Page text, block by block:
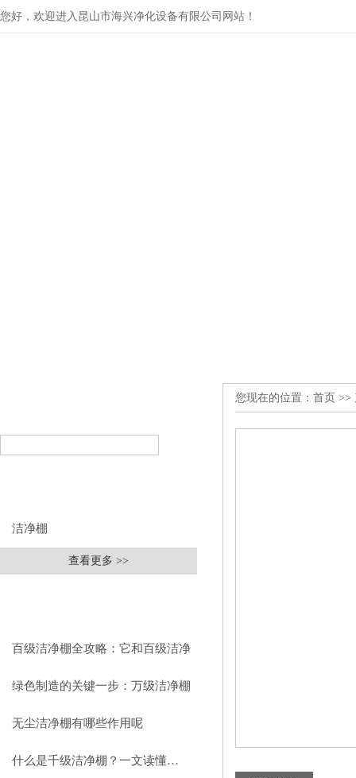
您好，欢迎进入昆山市海兴净化设备有限公司网站！
洁净棚
查看更多 >>
百级洁净棚全攻略：它和百级洁净
室到底有什么区别？
绿色制造的关键一步：万级洁净棚
助力环保型半导体产业发展
无尘洁净棚有哪些作用呢
什么是千级洁净棚？一文读懂其结构特点与局部净化优势
您现在的位置： 首页 >>